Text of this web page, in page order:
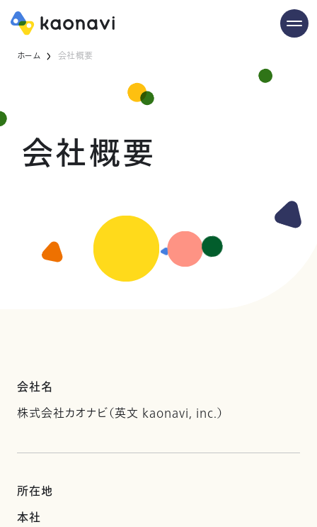
ホーム 会社概要
会社概要
会社名
株式会社カオナビ（英文 kaonavi, inc.）
所在地
本社